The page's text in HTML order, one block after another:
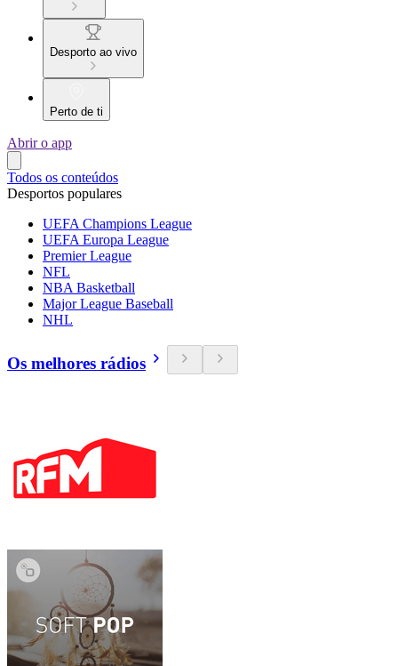
Desporto ao vivo
Perto de ti
Abrir o app
Todos os conteúdos
Desportos populares
UEFA Champions League
UEFA Europa League
Premier League
NFL
NBA Basketball
Major League Baseball
NHL
Os melhores rádios